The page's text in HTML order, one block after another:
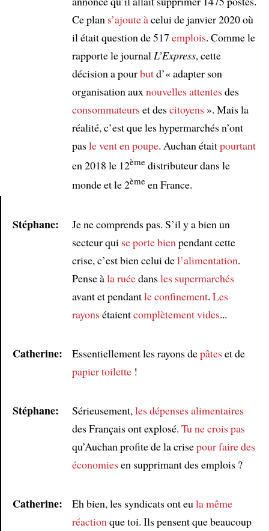
Article
Ce plan s’ajoute àcelui de janvier 2020 où
il était question de 517 emplois. Comme le
rapporte le journal L’Express, cette
décision a pourbutd’« adapter son
organisation aux nouvelles attentesdes
consommateurset descitoyens». Mais la
réalité, c’est que les hypermarchés n’ont
pasle vent en poupe. Auchan étaitpourtant
en 2018 le 12èmedistributeur dans le
monde et le 2èmeen France.
Stéphane:
Je ne comprends pas. S’il y a bien un
secteur qui se porte bien pendant cette
crise, c’est bien celui del’alimentation.
Pense àla ruéedansles supermarchés
avant et pendantle confinement. Les
rayonsétaientcomplètement vides...
Catherine: Essentiellement les rayons depâteset de
papier toilette!
Stéphane: Sérieusement, les dépenses alimentaires
des Français ont explosé. Tu ne crois pas
qu’Auchan profite de la crisepour faire des
économiesen supprimant des emplois ?
Catherine: Eh bien, les syndicats ont eu la même
réaction que toi. Ils pensent que beaucoup